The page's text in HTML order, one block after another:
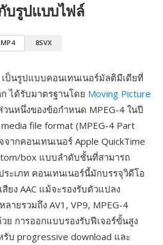
บรูปแบบไฟล์
MP4 8SVX
ป็นรูปแบบคอนเทนเนอร์มัลติมีเดียที่
ได้รับมาตรฐานโดย Moving Picture
วนหนึ่งของข้อกำหนด MPEG-4 ในปี
file format (MPEG-4 Part
ากคอนเทนเนอร์ Apple QuickTime
box แบบลำดับชั้นที่สามารถ
ะเภท คอนเทนเนอร์นี้มักบรรจุวิดีโอ
ยง AAC แม้จะรองรับตัวแปลง
ยรวมถึง AV1, VP9, MPEG-4
วย การออกแบบรองรับฟีเจอร์ขั้นสูง
รับ progressive download และ